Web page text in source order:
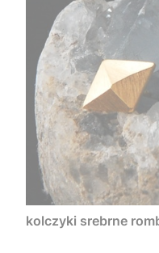
kolczyki srebrne